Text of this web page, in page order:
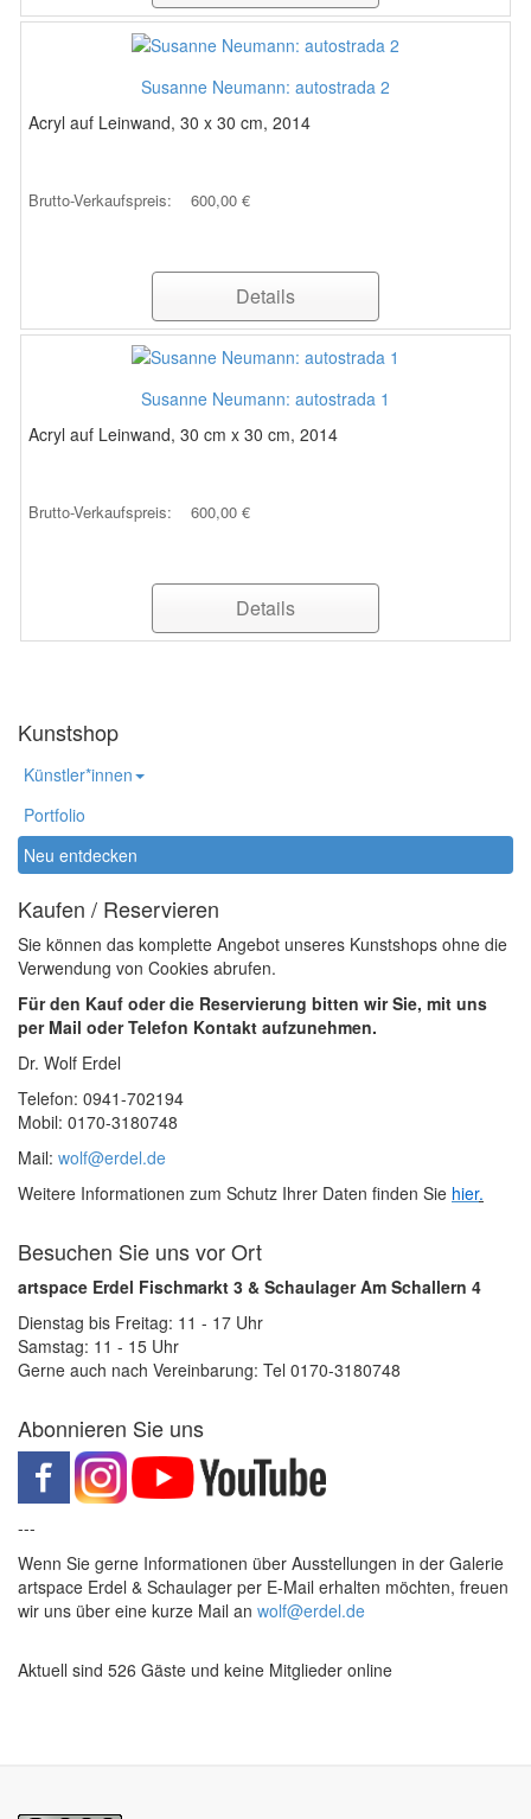
Susanne Neumann: autostrada 2
Acryl auf Leinwand, 30 x 30 cm, 2014
Brutto-Verkaufspreis: 600,00 €
Details
Susanne Neumann: autostrada 1
Acryl auf Leinwand, 30 cm x 30 cm, 2014
Brutto-Verkaufspreis: 600,00 €
Details
Kunstshop
Künstler*innen
Portfolio
Neu entdecken
Kaufen / Reservieren
Sie können das komplette Angebot unseres Kunstshops ohne die
Verwendung von Cookies abrufen.
Für den Kauf oder die Reservierung bitten wir Sie, mit uns
per Mail oder Telefon Kontakt aufzunehmen.
Dr. Wolf Erdel
Telefon: 0941-702194
Mobil: 0170-3180748
Mail: wolf@erdel.de
Weitere Informationen zum Schutz Ihrer Daten finden Sie hier.
Besuchen Sie uns vor Ort
artspace Erdel Fischmarkt 3 & Schaulager Am Schallern 4
Dienstag bis Freitag: 11 - 17 Uhr
Samstag: 11 - 15 Uhr
Gerne auch nach Vereinbarung: Tel 0170-3180748
Abonnieren Sie uns
---
Wenn Sie gerne Informationen über Ausstellungen in der Galerie
artspace Erdel & Schaulager per E-Mail erhalten möchten, freuen
wir uns über eine kurze Mail an wolf@erdel.de
Aktuell sind 526 Gäste und keine Mitglieder online